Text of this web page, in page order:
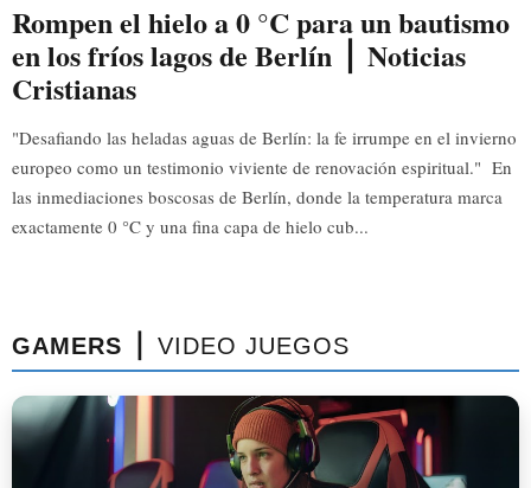
Rompen el hielo a 0 °C para un bautismo
en los fríos lagos de Berlín ⎪ Noticias
Cristianas
"Desafiando las heladas aguas de Berlín: la fe irrumpe en el invierno
europeo como un testimonio viviente de renovación espiritual." En
las inmediaciones boscosas de Berlín, donde la temperatura marca
exactamente 0 °C y una fina capa de hielo cub...
GAMERS ⎪ VIDEO JUEGOS